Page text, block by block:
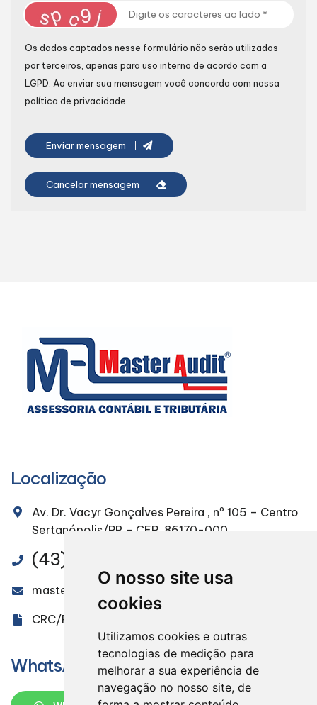
O nosso site usa
cookies
Utilizamos cookies e outras
tecnologias de medição para
melhorar a sua experiência de
navegação no nosso site, de
Os dados captados nesse formulário não serão utilizados
por terceiros, apenas para uso interno de acordo com a
LGPD. Ao enviar sua mensagem você concorda com nossa
política de privacidade.
Enviar mensagem
Cancelar mensagem
Localização
Av. Dr. Vacyr Gonçalves Pereira , nº 105 – Centro
Sertanópolis/PR – CEP. 86170-000
(43) 3232-4491
masteraudit@masteraudit.com.br
CRC/PR 005851/O-9
WhatsApp